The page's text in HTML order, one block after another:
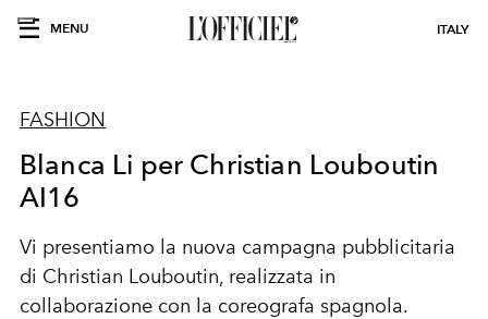
MENU ITALY
FASHION
Blanca Li per Christian Louboutin
AI16
Vi presentiamo la nuova campagna pubblicitaria
di Christian Louboutin, realizzata in
collaborazione con la coreografa spagnola.